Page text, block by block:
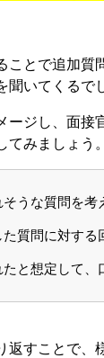
ことで追加質
聞いてくるで
ージし、面接
みましょう。
うな質問を考
質問に対する
と想定して、
返すことで、